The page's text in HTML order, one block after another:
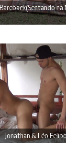
na
Jonathan & Léo